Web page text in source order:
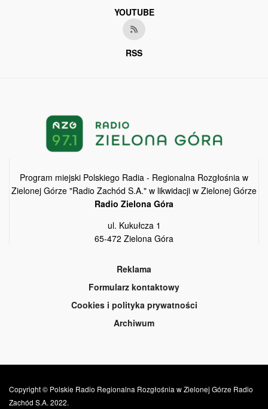
YOUTUBE
RSS
Program miejski Polskiego Radia - Regionalna Rozgłośnia w
Zielonej Górze "Radio Zachód S.A." w likwidacji w Zielonej Górze
Radio Zielona Góra
ul. Kukułcza 1
65-472 Zielona Góra
Reklama
Formularz kontaktowy
Cookies i polityka prywatności
Archiwum
Copyright © Polskie Radio Regionalna Rozgłośnia w Zielonej Górze Radio
Zachód S.A. 2022.